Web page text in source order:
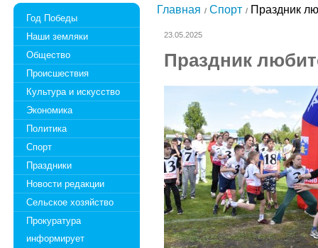
Год Победы
Наши земляки
Общество
Происшествия
Культура и искусство
Экономика
Политика
Спорт
Праздники
Новости редакции
Сельское хозяйство
Прокуратура
информирует
Главная Спорт Праздник
23.05.2025
Праздник